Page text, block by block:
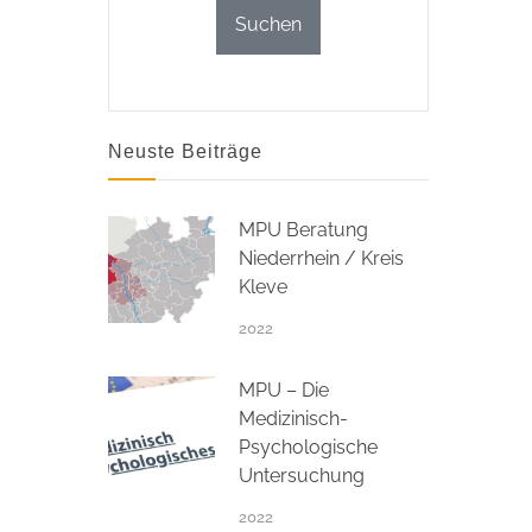
Neuste Beiträge
MPU Beratung
Niederrhein / Kreis
Kleve
2022
MPU – Die
Medizinisch-
Psychologische
Untersuchung
2022